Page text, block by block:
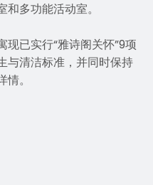
多功能活动室。
已实行“雅诗阁关怀”9项
与清洁标准，并同时保持
。